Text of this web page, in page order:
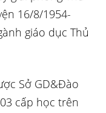
16/8/1954-
giáo dục Thủ
Sở GD&Đào
cấp học trên